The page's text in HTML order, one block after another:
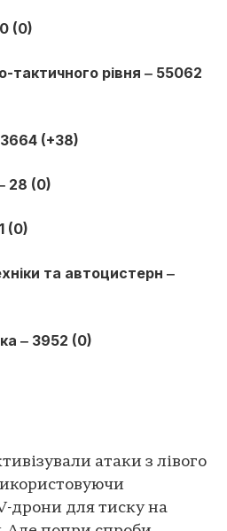
(0)
рівня ‒ 55062
(+38)
28 (0)
(0)
та автоцистерн ‒
‒ 3952 (0)
атаки з лівого
дрони для тиску на